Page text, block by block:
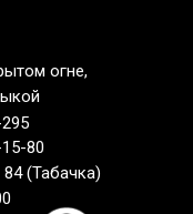
огне,
80
(Табачка)